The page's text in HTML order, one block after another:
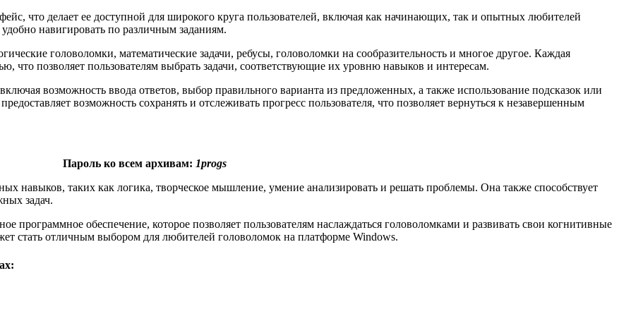
что делает ее доступной для широкого круга пользователей, включая как начинающих, так и опытных любителей
навигировать по различным заданиям.
головоломки, математические задачи, ребусы, головоломки на сообразительность и многое другое. Каждая
что позволяет пользователям выбрать задачи, соответствующие их уровню навыков и интересам.
возможность ввода ответов, выбор правильного варианта из предложенных, а также использование подсказок или
возможность сохранять и отслеживать прогресс пользователя, что позволяет вернуться к незавершенным
Пароль ко всем архивам: 1progs
навыков, таких как логика, творческое мышление, умение анализировать и решать проблемы. Она также способствует
задач.
программное обеспечение, которое позволяет пользователям наслаждаться головоломками и развивать свои когнитивные
стать отличным выбором для любителей головоломок на платформе Windows.